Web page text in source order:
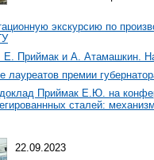
экскурсию по
Е. Приймак и А. Атамашкин.
лауреатов премии
Приймак Е.Ю. на
сталей:
22.09.2023